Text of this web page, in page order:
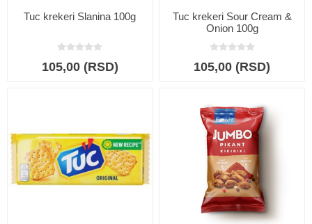
Tuc krekeri Slanina 100g
105,00 (RSD)
Tuc krekeri Sour Cream &
Onion 100g
105,00 (RSD)